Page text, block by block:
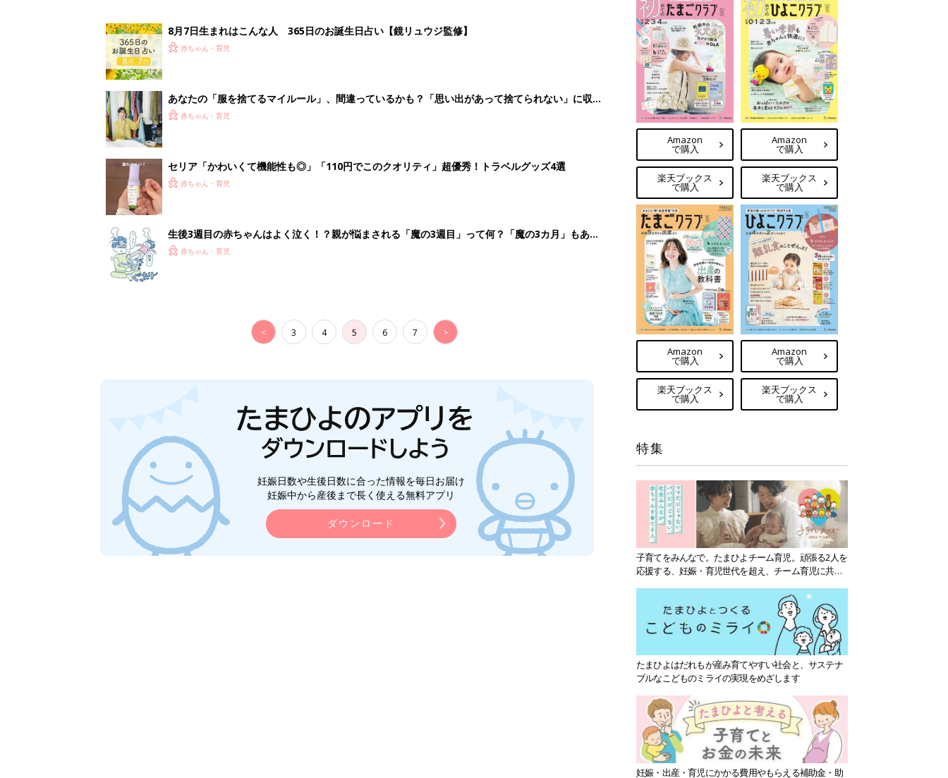
8月7日生まれはこんな人 365日のお誕生日占い【鏡リュウジ監修】
赤ちゃん・育児
あなたの「服を捨てるマイルール」、間違っているかも？「思い出があって捨てられない」に収納
スタイリストが喝！
赤ちゃん・育児
セリア「かわいくて機能性も◎」「110円でこのクオリティ」超優秀！トラベルグッズ4選
赤ちゃん・育児
生後3週目の赤ちゃんはよく泣く！？親が悩まされる「魔の3週目」って何？「魔の3カ月」もある
って本当？【専門家】
赤ちゃん・育児
< 3 4 5 6 7 >
妊娠日数や生後日数に合った情報を毎日お届け
妊娠中から産後まで長く使える無料アプリ
ダウンロード
Amazon
で購入
楽天ブックス
で購入
Amazon
で購入
楽天ブックス
で購入
Amazon
で購入
楽天ブックス
で購入
Amazon
で購入
楽天ブックス
で購入
特集
子育てをみんなで。たまひよチーム育児。頑張る2人を
応援する、妊娠・育児世代を超え、チーム育児に共感
たまひよはだれもが産み育てやすい社会と、サステナ
ブルなこどものミライの実現をめざします
妊娠・出産・育児にかかる費用やもらえる補助金・助